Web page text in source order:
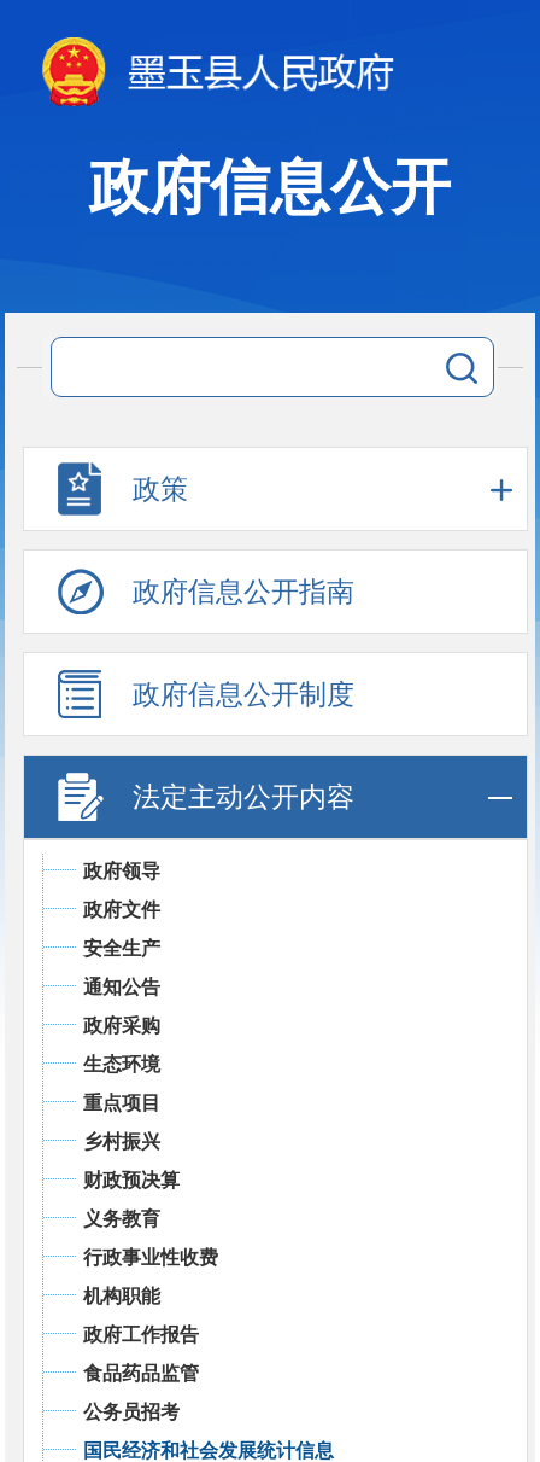
政府信息公开
政策
政府信息公开指南
政府信息公开制度
法定主动公开内容
政府领导
政府文件
安全生产
通知公告
政府采购
生态环境
重点项目
乡村振兴
财政预决算
义务教育
行政事业性收费
机构职能
政府工作报告
食品药品监管
公务员招考
国民经济和社会发展统计信息